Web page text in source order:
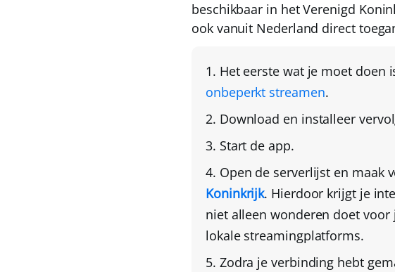
beschikbaar in het Verenigd
ook vanuit Nederland direct
Het eerste wat je moet doen
onbeperkt streamen.
Download en installeer
Start de app.
Open de serverlijst en maak
Koninkrijk. Hierdoor krijgt je
niet alleen wonderen doet voor
lokale streamingplatforms.
Zodra je verbinding hebt